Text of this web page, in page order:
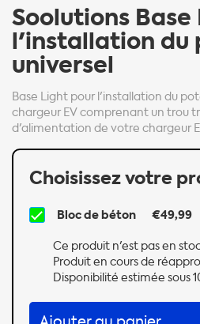
Soolutions
l'installation du
universel
Base Light pour l'installation du
chargeur EV comprenant un trou
d'alimentation de votre chargeur
Choisissez votre
Bloc de béton €49,99
Ce produit n'est pas en
Produit en cours de
Disponibilité estimée sous